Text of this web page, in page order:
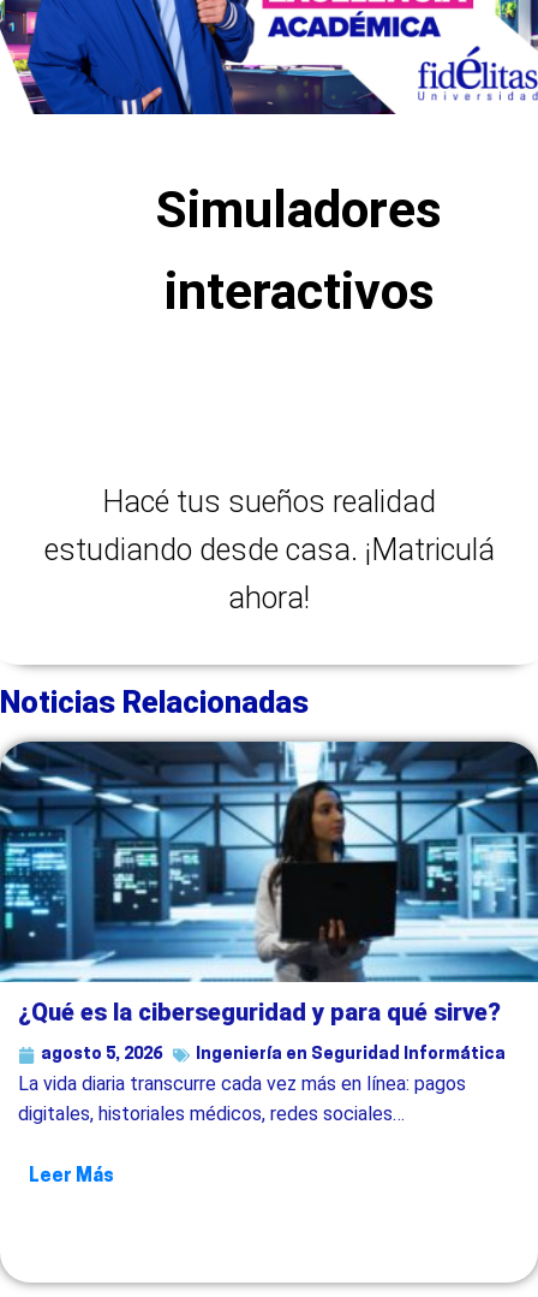
Simuladores
interactivos
Hacé tus sueños realidad
estudiando desde casa. ¡Matriculá
ahora!
Noticias Relacionadas
¿Qué es la ciberseguridad y para qué sirve?
agosto 5, 2026 Ingeniería en Seguridad Informática
La vida diaria transcurre cada vez más en línea: pagos
digitales, historiales médicos, redes sociales…
Leer Más